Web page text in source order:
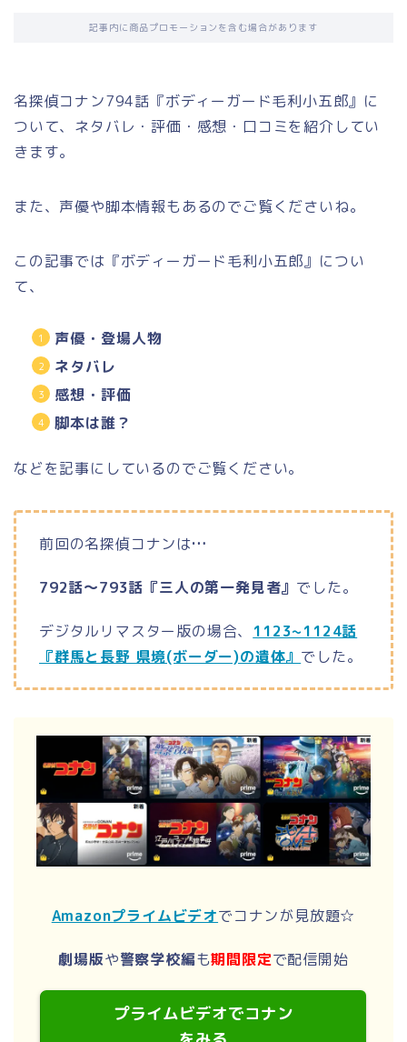
記事内に商品プロモーションを含む場合があります
名探偵コナン794話『ボディーガード毛利小五郎』に
ついて、ネタバレ・評価・感想・口コミを紹介してい
きます。
また、声優や脚本情報もあるのでご覧くださいね。
この記事では『ボディーガード毛利小五郎』につい
て、
声優・登場人物
ネタバレ
感想・評価
脚本は誰？
などを記事にしているのでご覧ください。
前回の名探偵コナンは…
792話～793話『三人の第一発見者』 でした。
デジタルリマスター版の場合、 1123~1124話
『群馬と長野 県境(ボーダー)の遺体』 でした。
Amazonプライムビデオでコナンが見放題☆
劇場版や警察学校編も期間限定で配信開始
プライムビデオでコナン